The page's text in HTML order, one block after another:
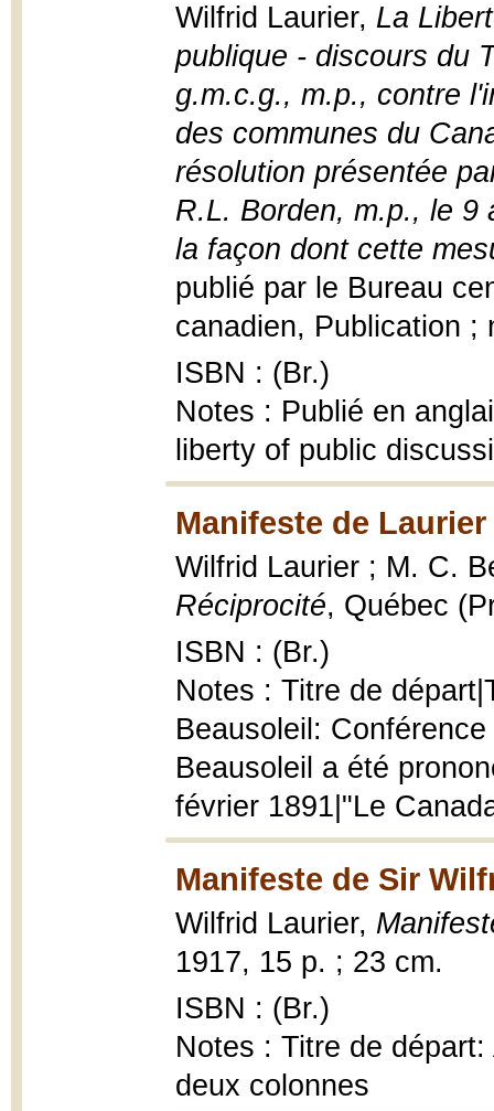
Wilfrid Laurier, La
publique - discours du
g.m.c.g., m.p., contre
des communes du
résolution présentée
R.L. Borden, m.p., le 9
la façon dont cette
publié par le Bureau
canadien, Publication ;
ISBN : (Br.)
Notes : Publié en
liberty of public
Manifeste de Laurier
Wilfrid Laurier ; M. C.
Réciprocité, Québec
ISBN : (Br.)
Notes : Titre de
Beausoleil:
Beausoleil a été
février 1891|"Le
Manifeste de Sir
Wilfrid Laurier,
1917, 15 p. ; 23 cm.
ISBN : (Br.)
Notes : Titre de
deux colonnes